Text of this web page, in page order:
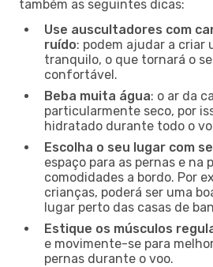
também as seguintes dicas:
Use auscultadores com
ruído: podem ajudar a criar
tranquilo, o que tornará o
confortável.
Beba muita água: o ar da
particularmente seco, por
hidratado durante todo o
Escolha o seu lugar com
espaço para as pernas e na
comodidades a bordo. Por
crianças, poderá ser uma
lugar perto das casas de
Estique os músculos
e movimente-se para
pernas durante o voo.